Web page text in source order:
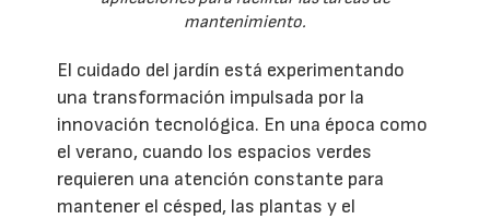
mantenimiento.
El cuidado del jardín está experimentando
una transformación impulsada por la
innovación tecnológica. En una época como
el verano, cuando los espacios verdes
requieren una atención constante para
mantener el césped, las plantas y el